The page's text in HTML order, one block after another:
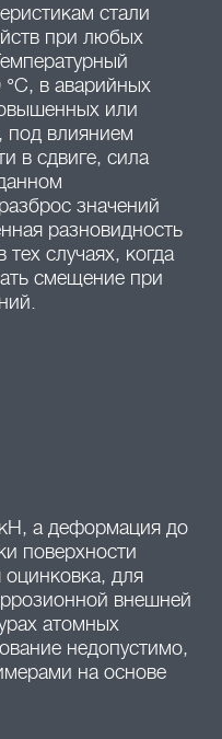
стали
при любых
в аварийных
или
под влиянием
в сдвиге, сила
значений
разновидность
случаях, когда
смещение при
а деформация до
поверхности
для
внешней
атомных
недопустимо,
на основе